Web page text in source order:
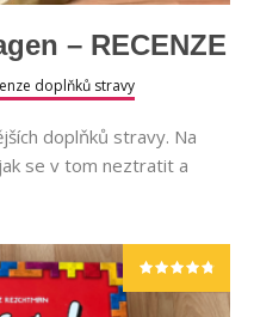
– RECENZE
doplňků stravy
doplňků stravy. Na
se v tom neztratit a